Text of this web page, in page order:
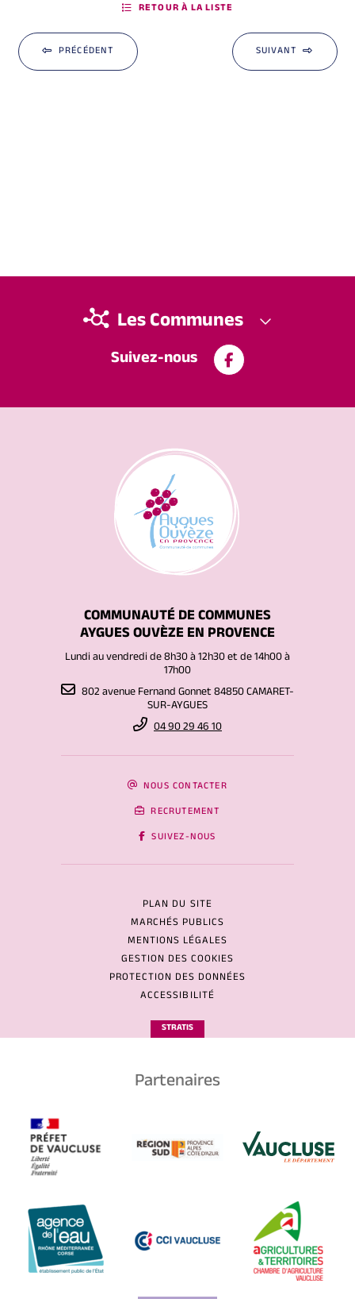
PRÉCÉDENT
RETOUR À LA LISTE
SUIVANT
Suivez-nous
Les Communes
COMMUNAUTÉ DE COMMUNES
AYGUES OUVÈZE EN PROVENCE
Lundi au vendredi de 8h30 à 12h30 et de 14h00 à
17h00
802 avenue Fernand Gonnet 84850 CAMARET-
SUR-AYGUES
04 90 29 46 10
NOUS CONTACTER
RECRUTEMENT
SUIVEZ-NOUS
PLAN DU SITE
MARCHÉS PUBLICS
MENTIONS LÉGALES
GESTION DES COOKIES
PROTECTION DES DONNÉES
ACCESSIBILITÉ
STRATIS
Partenaires